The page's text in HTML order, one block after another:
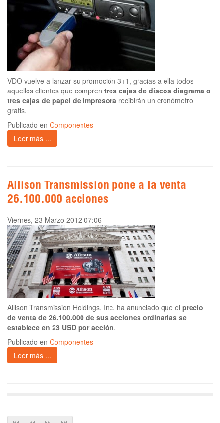
VDO vuelve a lanzar su promoción 3+1, gracias a ella todos
aquellos clientes que compren tres cajas de discos diagrama o
tres cajas de papel de impresora recibirán un cronómetro
gratis.
Publicado en Componentes
Leer más ...
Allison Transmission pone a la venta
26.100.000 acciones
Viernes, 23 Marzo 2012 07:06
Allison Transmission Holdings, Inc. ha anunciado que el precio
de venta de 26.100.000 de sus acciones ordinarias se
establece en 23 USD por acción.
Publicado en Componentes
Leer más ...